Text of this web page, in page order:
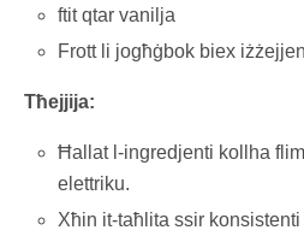
ftit qtar vanilja
Frott li jogħġbok biex
Tħejjija:
Ħallat l-ingredjenti kollha
elettriku.
Xħin it-taħlita ssir